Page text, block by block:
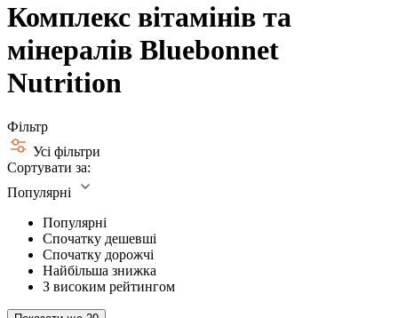
Комплекс вітамінів та
мінералів Bluebonnet
Nutrition
Фільтр
Усі фільтри
Сортувати за:
Популярні
Популярні
Спочатку дешевші
Спочатку дорожчі
Найбільша знижка
З високим рейтингом